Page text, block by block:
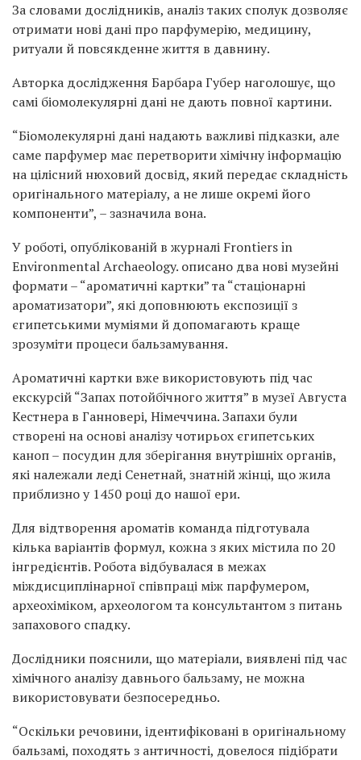
За словами дослідників, аналіз таких сполук дозволяє
отримати нові дані про парфумерію, медицину,
ритуали й повсякденне життя в давнину.
Авторка дослідження Барбара Губер наголошує, що
самі біомолекулярні дані не дають повної картини.
“Біомолекулярні дані надають важливі підказки, але
саме парфумер має перетворити хімічну інформацію
на цілісний нюховий досвід, який передає складність
оригінального матеріалу, а не лише окремі його
компоненти”, – зазначила вона.
У роботі, опублікованій в журналі Frontiers in
Environmental Archaeology. описано два нові музейні
формати – “ароматичні картки” та “стаціонарні
ароматизатори”, які доповнюють експозиції з
єгипетськими муміями й допомагають краще
зрозуміти процеси бальзамування.
Ароматичні картки вже використовують під час
екскурсій “Запах потойбічного життя” в музеї Августа
Кестнера в Ганновері, Німеччина. Запахи були
створені на основі аналізу чотирьох єгипетських
каноп – посудин для зберігання внутрішніх органів,
які належали леді Сенетнай, знатній жінці, що жила
приблизно у 1450 році до нашої ери.
Для відтворення ароматів команда підготувала
кілька варіантів формул, кожна з яких містила по 20
інгредієнтів. Робота відбувалася в межах
міждисциплінарної співпраці між парфумером,
археохіміком, археологом та консультантом з питань
запахового спадку.
Дослідники пояснили, що матеріали, виявлені під час
хімічного аналізу давнього бальзаму, не можна
використовувати безпосередньо.
“Оскільки речовини, ідентифіковані в оригінальному
бальзамі, походять з античності, довелося підібрати